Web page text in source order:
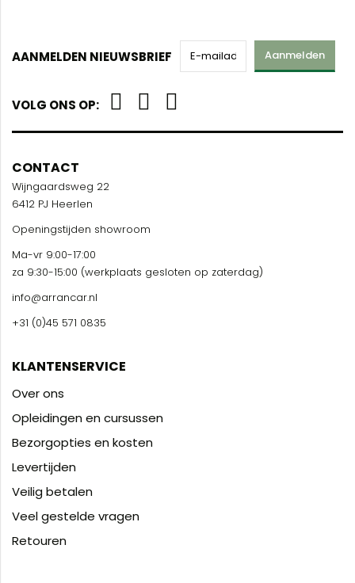
AANMELDEN NIEUWSBRIEF Aanmelden
VOLG ONS OP:
CONTACT
Wijngaardsweg 22
6412 PJ Heerlen
Openingstijden showroom
Ma-vr 9:00-17:00
za 9:30-15:00 (werkplaats gesloten op zaterdag)
info@arrancar.nl
+31 (0)45 571 0835
KLANTENSERVICE
Over ons
Opleidingen en cursussen
Bezorgopties en kosten
Levertijden
Veilig betalen
Veel gestelde vragen
Retouren